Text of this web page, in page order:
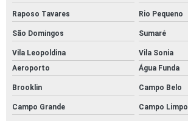
SOFTWARE DE GESTÃO DE CARTÃO DE CREDITO
Raposo Tavares Rio Pequeno
São Domingos Sumaré
Vila Leopoldina
Vila Sonia
Aeroporto
Água Funda
Brooklin Campo Belo
Campo Grande Campo Limpo